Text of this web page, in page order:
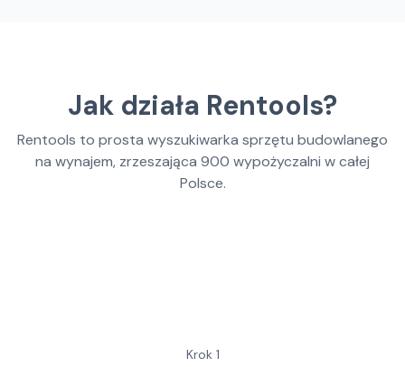
Jak działa Rentools?
Rentools to prosta wyszukiwarka sprzętu budowlanego
na wynajem, zrzeszająca 900 wypożyczalni w całej
Polsce.
Krok 1